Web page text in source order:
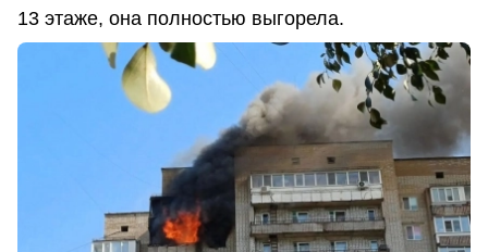
13 этаже, она полностью выгорела.